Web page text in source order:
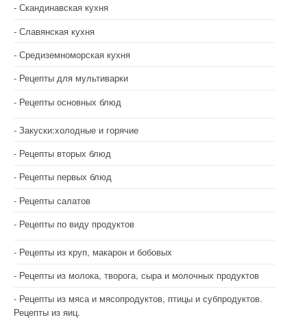
Скандинавская кухня
Славянская кухня
Средиземноморская кухня
Рецепты для мультиварки
Рецепты основных блюд
Закуски:холодные и горячие
Рецепты вторых блюд
Рецепты первых блюд
Рецепты салатов
Рецепты по виду продуктов
Рецепты из круп, макарон и бобовых
Рецепты из молока, творога, сыра и молочных продуктов
Рецепты из мяса и мясопродуктов, птицы и субпродуктов.
Рецепты из яиц.